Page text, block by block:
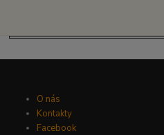
O nás
Kontakty
Facebook